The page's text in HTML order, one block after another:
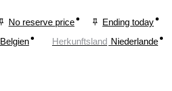
No reserve price Ending today
Belgien Herkunftsland Niederlande